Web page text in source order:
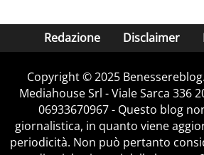
Redazione Disclaimer
Copyright © 2025
Mediahouse Srl - Viale Sarca 336
06933670967 - Questo blog
giornalistica, in quanto viene
periodicità. Non può pertanto